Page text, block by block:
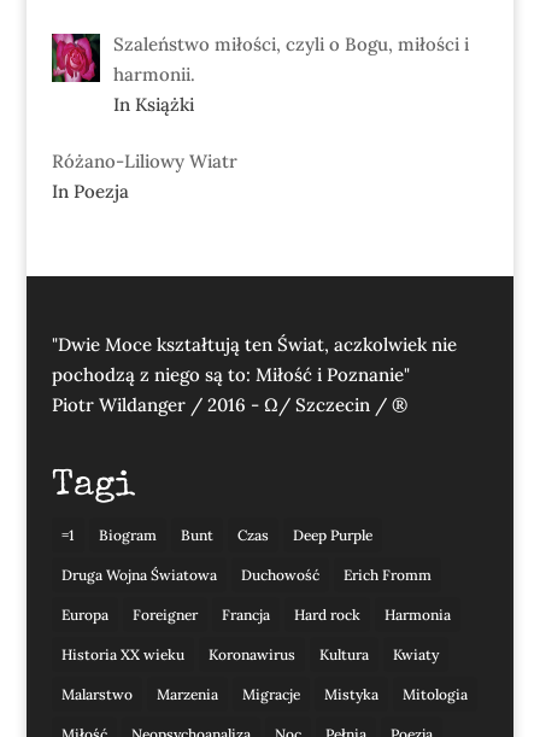
Szaleństwo miłości, czyli o Bogu, miłości i
harmonii.
In Książki
Różano-Liliowy Wiatr
In Poezja
"Dwie Moce kształtują ten Świat, aczkolwiek nie
pochodzą z niego są to: Miłość i Poznanie"
Piotr Wildanger / 2016 - Ω/ Szczecin / ®
Tagi
=1 Biogram Bunt Czas Deep Purple
Druga Wojna Światowa Duchowość Erich Fromm
Europa Foreigner Francja Hard rock Harmonia
Historia XX wieku Koronawirus Kultura Kwiaty
Malarstwo Marzenia Migracje Mistyka Mitologia